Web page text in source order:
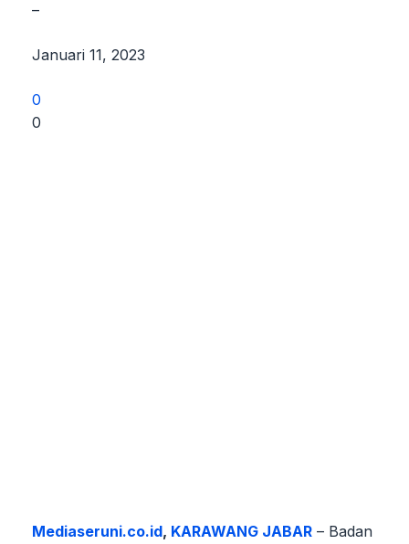
–
Januari 11, 2023
0
0
Mediaseruni.co.id, KARAWANG JABAR – Badan